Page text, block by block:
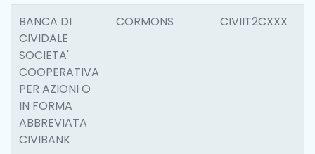
BANCA DI
CIVIDALE
SOCIETA'
COOPERATIVA
PER AZIONI O
IN FORMA
ABBREVIATA
CIVIBANK
CORMONS CIVIIT2CXXX